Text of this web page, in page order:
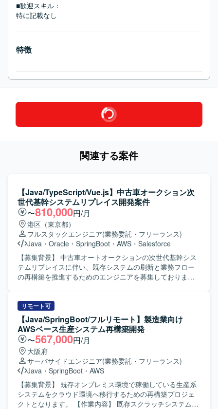
■歓迎スキル：
特に記載なし
特徴
関連する案件
【Java/TypeScript/Vue.js】中古車オークション次
世代基幹システムリプレイス開発案件
〜810,000円/月
港区（東京都）
フルスタックエンジニア(業務委託・フリーランス)
Java ・ Oracle ・ SpringBoot ・ AWS ・ Salesforce
【募集背景】 中古車オートオークションの次世代基幹シス
テムリプレイスに伴い、既存システムの刷新と業務フロー
の再構築を推進するためのエンジニアを募集しておりま
Vue.js（v3）およびTypeScriptを用いた操作性の高いSPAフ
ロントエンドの設計・実装、Java（Spring Boot）による堅
牢なバックエンドの設計・開発を行っていただきます。
AI（プロンプト）を活用したソースコードおよびテストコ
ードの自動生成と実装を行い、オンプレミスOracleと
AWS（ECS）を組み合わせたハイブリッド環境で開発を進
めていただきます。 【求める人物像】 AI駆動開発に対して
積極的かつ柔軟に取り組み、新しい技術や開発手法の活用
に前向きな方を求めております。チームメンバーと円滑に
コミュニケーションを取りながら、大規模プロジェクトで
主体的に動ける方が望ましいです。 【ポジションの魅力】
リモート可
【Java/SpringBoot/フルリモート】製造業向け
AWSベース生産システム再構築開発
〜567,000円/月
大阪府
サーバサイドエンジニア(業務委託・フリーランス)
Java ・ SpringBoot ・ AWS
【募集背景】 既存オンプレミス環境で稼働している生産系
システムをクラウド環境へ移行するための再構築プロジェ
クトとなります。 【作業内容】 既存スクラッチシステムお